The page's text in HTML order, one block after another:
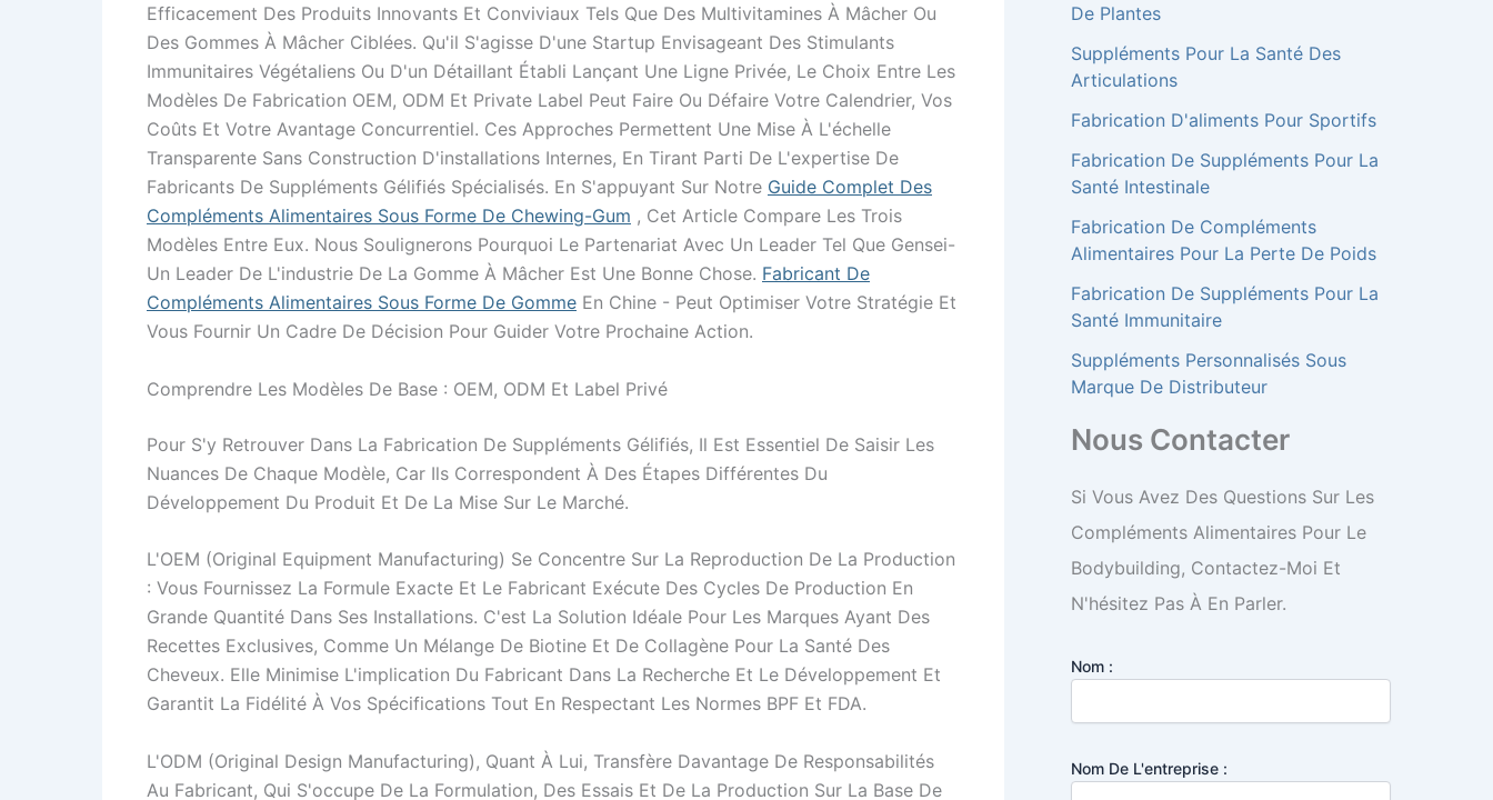
Efficacement Des Produits Innovants Et Conviviaux Tels Que Des Multivitamines À Mâcher Ou
Des Gommes À Mâcher Ciblées. Qu'il S'agisse D'une Startup Envisageant Des Stimulants
Immunitaires Végétaliens Ou D'un Détaillant Établi Lançant Une Ligne Privée, Le Choix Entre Les
Modèles De Fabrication OEM, ODM Et Private Label Peut Faire Ou Défaire Votre Calendrier, Vos
Coûts Et Votre Avantage Concurrentiel. Ces Approches Permettent Une Mise À L'échelle
Transparente Sans Construction D'installations Internes, En Tirant Parti De L'expertise De
Fabricants De Suppléments Gélifiés Spécialisés. En S'appuyant Sur Notre Guide Complet Des
Compléments Alimentaires Sous Forme De Chewing-Gum , Cet Article Compare Les Trois
Modèles Entre Eux. Nous Soulignerons Pourquoi Le Partenariat Avec Un Leader Tel Que Gensei-
Un Leader De L'industrie De La Gomme À Mâcher Est Une Bonne Chose. Fabricant De
Compléments Alimentaires Sous Forme De Gomme En Chine - Peut Optimiser Votre Stratégie Et
Vous Fournir Un Cadre De Décision Pour Guider Votre Prochaine Action.
Comprendre Les Modèles De Base : OEM, ODM Et Label Privé
Pour S'y Retrouver Dans La Fabrication De Suppléments Gélifiés, Il Est Essentiel De Saisir Les
Nuances De Chaque Modèle, Car Ils Correspondent À Des Étapes Différentes Du
Développement Du Produit Et De La Mise Sur Le Marché.
L'OEM (Original Equipment Manufacturing) Se Concentre Sur La Reproduction De La Production
: Vous Fournissez La Formule Exacte Et Le Fabricant Exécute Des Cycles De Production En
Grande Quantité Dans Ses Installations. C'est La Solution Idéale Pour Les Marques Ayant Des
Recettes Exclusives, Comme Un Mélange De Biotine Et De Collagène Pour La Santé Des
Cheveux. Elle Minimise L'implication Du Fabricant Dans La Recherche Et Le Développement Et
Garantit La Fidélité À Vos Spécifications Tout En Respectant Les Normes BPF Et FDA.
L'ODM (Original Design Manufacturing), Quant À Lui, Transfère Davantage De Responsabilités
Au Fabricant, Qui S'occupe De La Formulation, Des Essais Et De La Production Sur La Base De
De Plantes
Suppléments Pour La Santé Des
Articulations
Fabrication D'aliments Pour Sportifs
Fabrication De Suppléments Pour La
Santé Intestinale
Fabrication De Compléments
Alimentaires Pour La Perte De Poids
Fabrication De Suppléments Pour La
Santé Immunitaire
Suppléments Personnalisés Sous
Marque De Distributeur
Nous Contacter
Si Vous Avez Des Questions Sur Les
Compléments Alimentaires Pour Le
Bodybuilding, Contactez-Moi Et
N'hésitez Pas À En Parler.
Nom :
Nom De L'entreprise :